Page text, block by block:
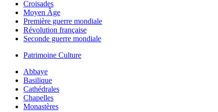
Croisades
Moyen Âge
Première guerre mondiale
Révolution française
Seconde guerre mondiale
Patrimoine Culture
Abbaye
Basilique
Cathédrales
Chapelles
Monastères